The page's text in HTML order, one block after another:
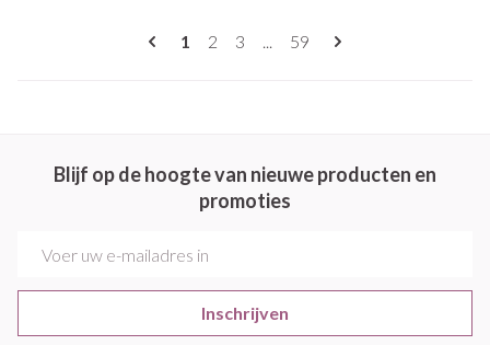
Pagina's
U lees momenteel pagina
1 Pagina
2 Pagina
3 ... Pagina
59
Blijf op de hoogte van nieuwe producten en
promoties
Inschrijven